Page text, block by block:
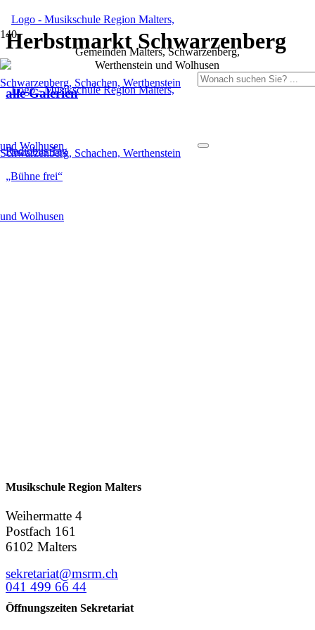
Gemeinden Malters, Schwarzenberg,
Werthenstein und Wolhusen
Herbstmarkt Schwarzenberg
alle Galerien
Radiobus Tag
„Bühne frei“
Musikschule Region Malters
Weihermatte 4
Postfach 161
6102 Malters
sekretariat@msrm.ch
041 499 66 44
Öffnungszeiten Sekretariat